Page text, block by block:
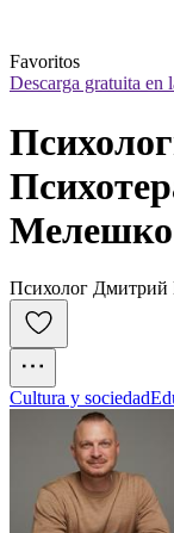
Favoritos
Descarga gratuita en
Мелешко
Психолог
Cultura y sociedad